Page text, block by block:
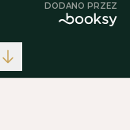
DODANO PRZEZ